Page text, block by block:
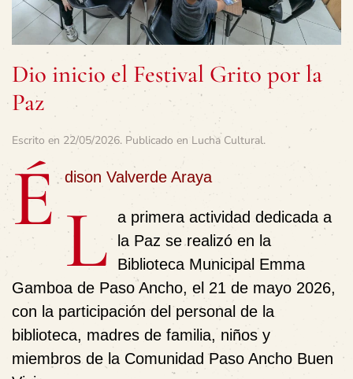
Dio inicio el Festival Grito por la
Paz
Escrito en 22/05/2026. Publicado en Lucha Cultural.
É dison Valverde Araya
L a primera actividad dedicada a
la Paz se realizó en la
Biblioteca Municipal Emma
Gamboa de Paso Ancho, el 21 de mayo 2026,
con la participación del personal de la
biblioteca, madres de familia, niños y
miembros de la Comunidad Paso Ancho Buen